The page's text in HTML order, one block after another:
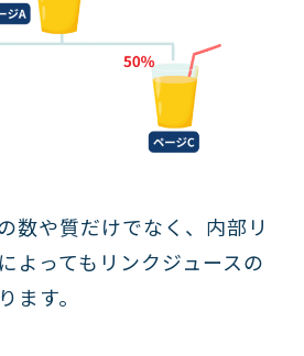
数や質だけでなく、内部リ
よってもリンクジュースの
ます。